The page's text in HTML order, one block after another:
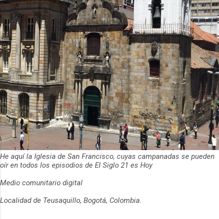
He aquí la Iglesia de San Francisco, cuyas campanadas se pueden
oír en todos los episodios de El Siglo 21 es Hoy
Medio comunitario digital
Localidad de Teusaquillo, Bogotá, Colombia.